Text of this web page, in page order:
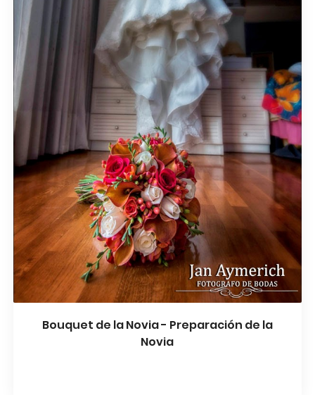
Bouquet de la Novia - Preparación de la
Novia